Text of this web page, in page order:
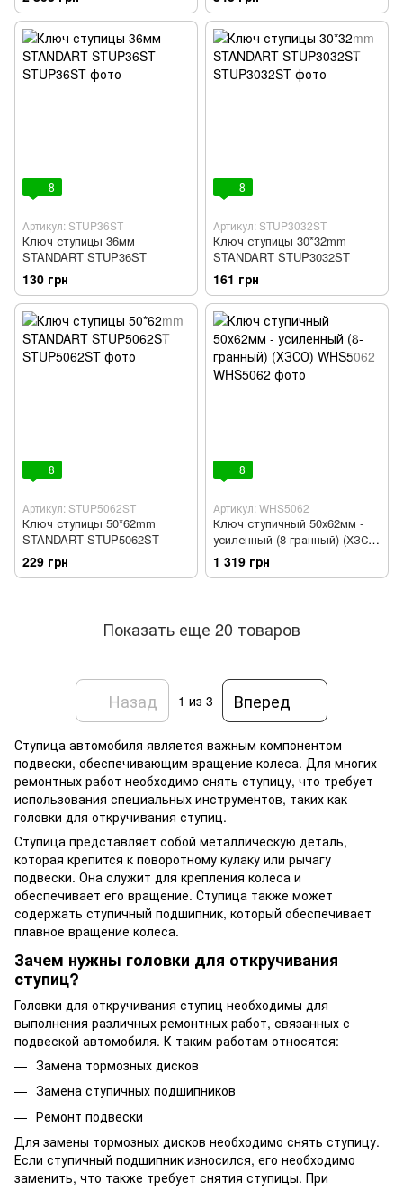
8
Артикул: STUP36ST
Ключ ступицы 36мм
STANDART STUP36ST
130 грн
8
Артикул: STUP3032ST
Ключ ступицы 30*32mm
STANDART STUP3032ST
161 грн
8
Артикул: STUP5062ST
Ключ ступицы 50*62mm
STANDART STUP5062ST
229 грн
8
Артикул: WHS5062
Ключ ступичный 50х62мм -
усиленный (8-гранный) (ХЗСО)
WHS5062
1 319 грн
Показать еще 20 товаров
Назад 1 из 3 Вперед
Ступица автомобиля является важным компонентом
подвески, обеспечивающим вращение колеса. Для многих
ремонтных работ необходимо снять ступицу, что требует
использования специальных инструментов, таких как
головки для откручивания ступиц.
Ступица представляет собой металлическую деталь,
которая крепится к поворотному кулаку или рычагу
подвески. Она служит для крепления колеса и
обеспечивает его вращение. Ступица также может
содержать ступичный подшипник, который обеспечивает
плавное вращение колеса.
Зачем нужны головки для откручивания
ступиц?
Головки для откручивания ступиц необходимы для
выполнения различных ремонтных работ, связанных с
подвеской автомобиля. К таким работам относятся:
Замена тормозных дисков
Замена ступичных подшипников
Ремонт подвески
Для замены тормозных дисков необходимо снять ступицу.
Если ступичный подшипник износился, его необходимо
заменить, что также требует снятия ступицы. При